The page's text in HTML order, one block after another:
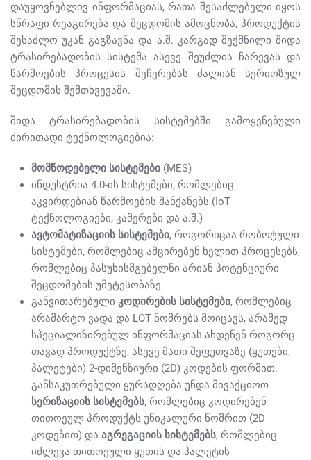
დაუყოვნებლივ ინფორმაციას, რათა შესაძლებელი იყოს
სწრაფი რეაგირება და შეცდომის ამოცნობა, პროდუქტის
შესაძლო უკან გაგზავნა და ა.შ. კარგად შექმნილი შიდა
ტრასირებადობის სისტემა ასევე შეუძლია ჩარევას და
წარმოების პროცესის შეჩერებას ძალიან სერიოზულ
შეცდომის შემთხვევაში.
შიდა ტრასირებადობის სისტემებში გამოყენებული
ძირითადი ტექნოლოგიებია:
მომწოდებელი სისტემები (MES)
ინდუსტრია 4.0-ის სისტემები, რომლებიც
აკვირდებიან წარმოების მანქანებს (IoT
ტექნოლოგიები, კამერები და ა.შ.)
ავტომატიზაციის სისტემები, როგორიცაა რობოტული
სისტემები, რომლებიც ამცირებენ ხელით პროცესებს,
რომლებიც პასუხისმგებელნი არიან პოტენციური
შეცდომების უმეტესობაზე
განვითარებული კოდირების სისტემები, რომლებიც
არამარტო ვადა და LOT ნომრებს მოიცავს, არამედ
სპეციალიზირებულ ინფორმაციას ახდენენ როგორც
თავად პროდუქტზე, ასევე მათი შეფუთვაზე (ყუთები,
პალეტები) 2-დიმენზიური (2D) კოდების ფორმით.
განსაკუთრებული ყურადღება უნდა მივაქციოთ
სერიზაციის სისტემებს, რომლებიც კოდირებენ
თითოეულ პროდუქტს უნიკალური ნომრით (2D
კოდებით) და აგრეგაციის სისტემებს, რომლებიც
იძლევა თითოეული ყუთის და პალეტის